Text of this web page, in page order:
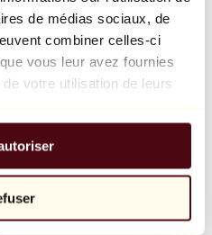
de médias sociaux, de
combiner celles-ci
vous leur avez fournies
votre utilisation de leurs